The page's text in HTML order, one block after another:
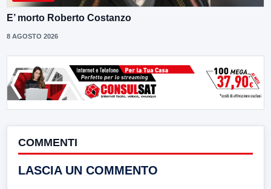
E’ morto Roberto Costanzo
8 AGOSTO 2026
COMMENTI
LASCIA UN COMMENTO